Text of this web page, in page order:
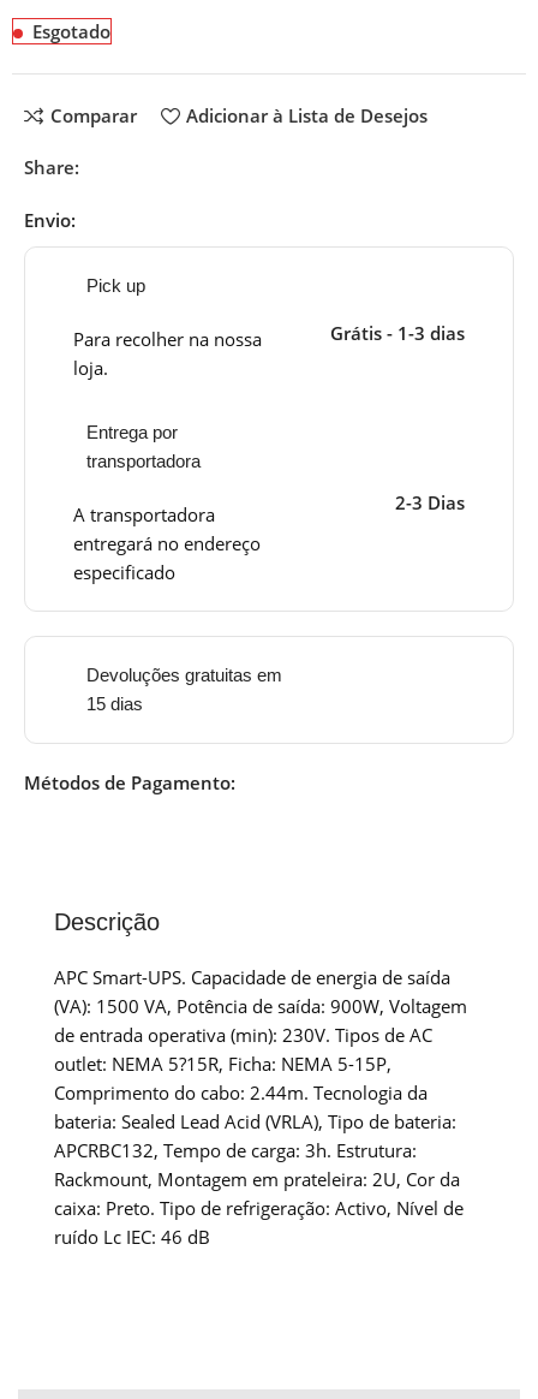
Esgotado
Comparar Adicionar à Lista de Desejos
Share:
Envio:
Pick up
Para recolher na nossa
loja.
Grátis - 1-3 dias
Entrega por
transportadora
A transportadora
entregará no endereço
especificado
2-3 Dias
Devoluções gratuitas em
15 dias
Métodos de Pagamento:
Descrição
APC Smart-UPS. Capacidade de energia de saída
(VA): 1500 VA, Potência de saída: 900W, Voltagem
de entrada operativa (min): 230V. Tipos de AC
outlet: NEMA 5?15R, Ficha: NEMA 5-15P,
Comprimento do cabo: 2.44m. Tecnologia da
bateria: Sealed Lead Acid (VRLA), Tipo de bateria:
APCRBC132, Tempo de carga: 3h. Estrutura:
Rackmount, Montagem em prateleira: 2U, Cor da
caixa: Preto. Tipo de refrigeração: Activo, Nível de
ruído Lc IEC: 46 dB